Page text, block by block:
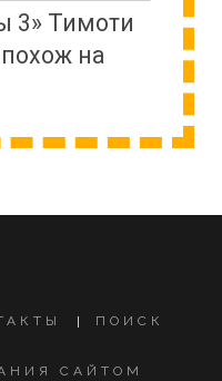
3» Тимоти
на
ПОИСК
САЙТОМ